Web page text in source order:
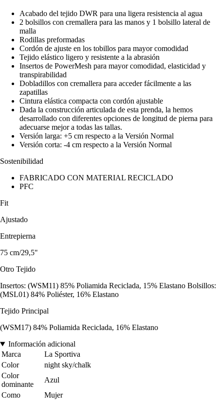
Acabado del tejido DWR para una ligera resistencia al agua
2 bolsillos con cremallera para las manos y 1 bolsillo lateral de
malla
Rodillas preformadas
Cordón de ajuste en los tobillos para mayor comodidad
Tejido elástico ligero y resistente a la abrasión
Insertos de PowerMesh para mayor comodidad, elasticidad y
transpirabilidad
Dobladillos con cremallera para acceder fácilmente a las
zapatillas
Cintura elástica compacta con cordón ajustable
Dada la construcción articulada de esta prenda, la hemos
desarrollado con diferentes opciones de longitud de pierna para
adecuarse mejor a todas las tallas.
Versión larga: +5 cm respecto a la Versión Normal
Versión corta: -4 cm respecto a la Versión Normal
Sostenibilidad
FABRICADO CON MATERIAL RECICLADO
PFC
Fit
Ajustado
Entrepierna
75 cm/29,5"
Otro Tejido
Insertos: (WSM11) 85% Poliamida Reciclada, 15% Elastano Bolsillos:
(MSL01) 84% Poliéster, 16% Elastano
Tejido Principal
(WSM17) 84% Poliamida Reciclada, 16% Elastano
Información adicional
Marca
La Sportiva
Color
night sky/chalk
Color
dominante
Azul
Como
Mujer